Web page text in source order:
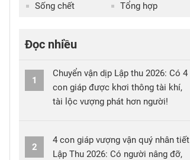
Sống chết Tổng hợp
Đọc nhiều
1
Chuyển vận dịp Lập thu 2026: Có 4
con giáp được khơi thông tài khí,
tài lộc vượng phát hơn người!
2
4 con giáp vượng vận quý nhân tiết
Lập Thu 2026: Có người nâng đỡ,